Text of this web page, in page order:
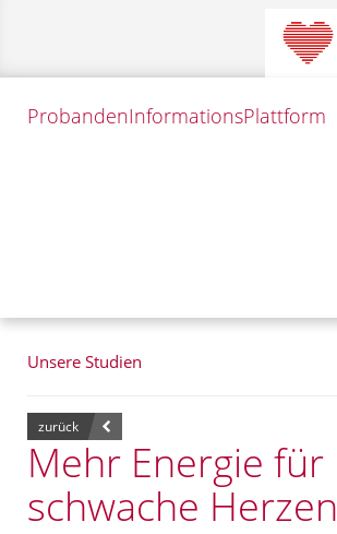
ProbandenInformationsPlattform
Unsere Studien
zurück
Mehr Energie für
schwache Herzen